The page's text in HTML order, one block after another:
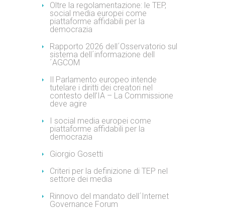
Oltre la regolamentazione: le TEP,
social media europei come
piattaforme affidabili per la
democrazia
Rapporto 2026 dell´Osservatorio sul
sistema dell´informazione dell
´AGCOM
Il Parlamento europeo intende
tutelare i diritti dei creatori nel
contesto dell’IA – La Commissione
deve agire
I social media europei come
piattaforme affidabili per la
democrazia
Giorgio Gosetti
Criteri per la definizione di TEP nel
settore dei media
Rinnovo del mandato dell´Internet
Governance Forum